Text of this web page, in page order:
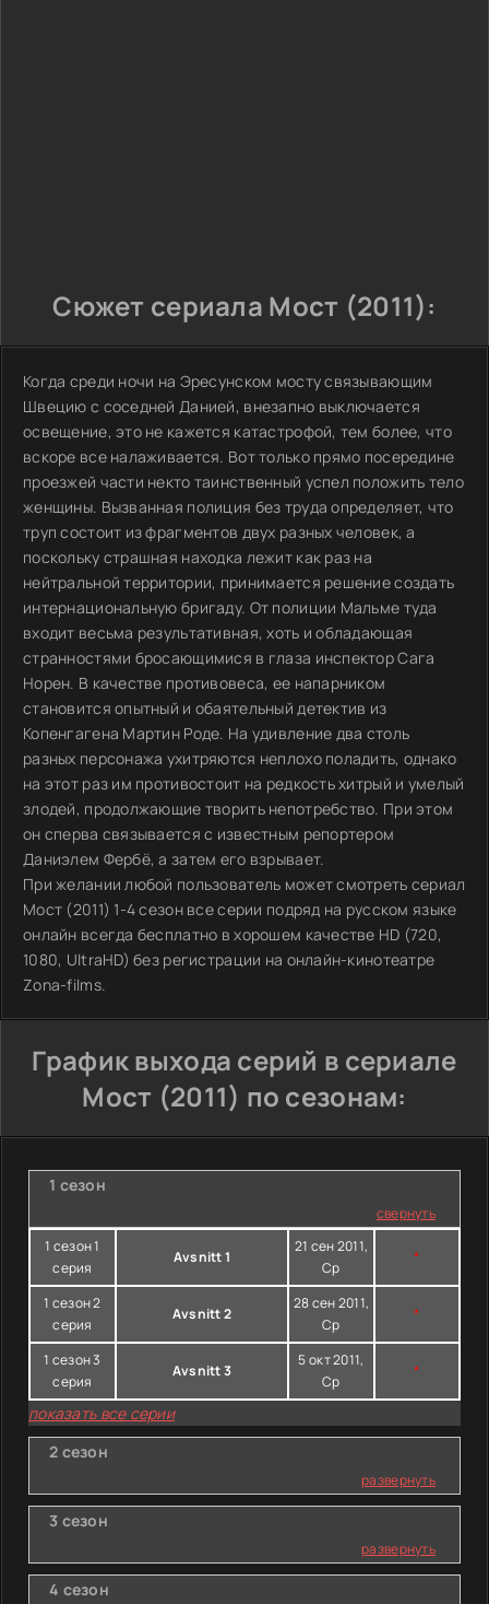
Сюжет сериала Мост (2011):
Когда среди ночи на Эресунском мосту связывающим
Швецию с соседней Данией, внезапно выключается
освещение, это не кажется катастрофой, тем более, что
вскоре все налаживается. Вот только прямо посередине
проезжей части некто таинственный успел положить тело
женщины. Вызванная полиция без труда определяет, что
труп состоит из фрагментов двух разных человек, а
поскольку страшная находка лежит как раз на
нейтральной территории, принимается решение создать
интернациональную бригаду. От полиции Мальме туда
входит весьма результативная, хоть и обладающая
странностями бросающимися в глаза инспектор Сага
Норен. В качестве противовеса, ее напарником
становится опытный и обаятельный детектив из
Копенгагена Мартин Роде. На удивление два столь
разных персонажа ухитряются неплохо поладить, однако
на этот раз им противостоит на редкость хитрый и умелый
злодей, продолжающие творить непотребство. При этом
он сперва связывается с известным репортером
Даниэлем Фербё, а затем его взрывает.
При желании любой пользователь может смотреть сериал
Мост (2011) 1-4 сезон все серии подряд на русском языке
онлайн всегда бесплатно в хорошем качестве HD (720,
1080, UltraHD) без регистрации на онлайн-кинотеатре
Zona-films.
График выхода серий в сериале
Мост (2011) по сезонам:
1 сезон
свернуть
1 сезон 1
серия
Avsnitt 1
21 сен 2011,
Ср
*
1 сезон 2
серия
Avsnitt 2
28 сен 2011,
Ср
*
1 сезон 3
серия
Avsnitt 3
5 окт 2011,
Ср
*
показать все серии
2 сезон
развернуть
3 сезон
развернуть
4 сезон